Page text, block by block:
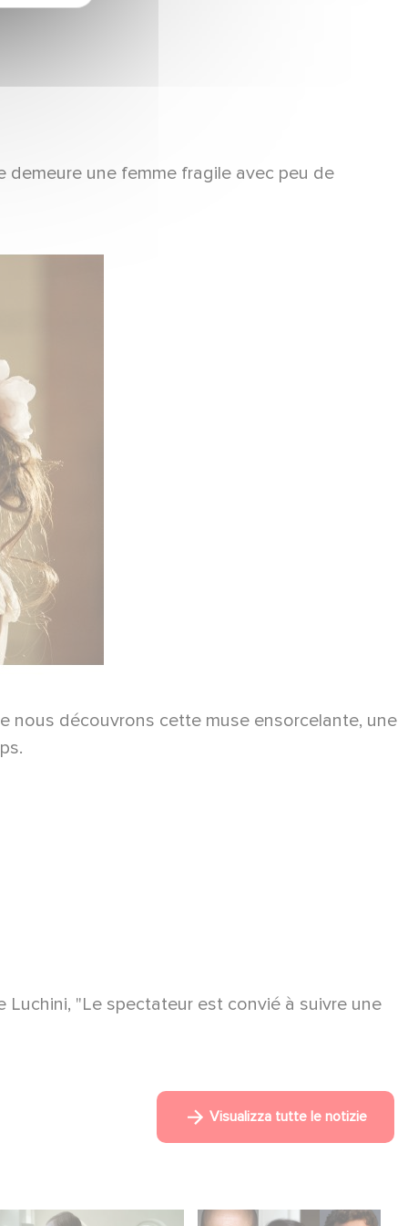
une femme fragile avec peu de
nous découvrons cette muse ensorcelante, une
Luchini, "Le spectateur est convié à suivre une
Visualizza tutte le notizie